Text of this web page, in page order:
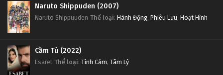
Naruto Shippuden (2007)
Naruto Shippuuden Thể loại: Hành Động, Phiêu Lưu, Hoạt Hình
Cầm Tù (2022)
Esaret Thể loại: Tình Cảm, Tâm Lý